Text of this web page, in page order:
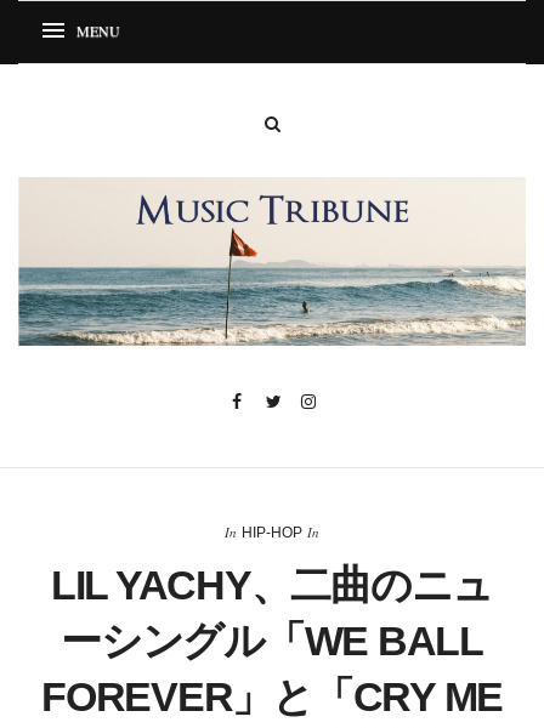
In HIP-HOP In
LIL YACHY、二曲のニュ
ーシングル「WE BALL
FOREVER」と「CRY ME